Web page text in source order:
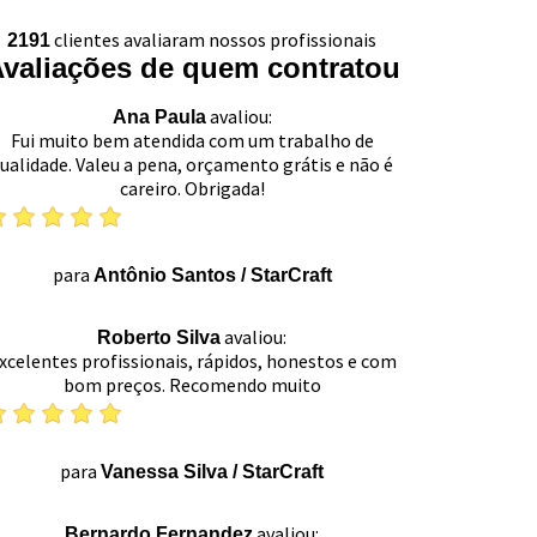
2191clientes avaliaram nossos profissionais
de quem contratou
Ana Paulaavaliou:
Fui muito bem atendida com um trabalho de
Valeu a pena, orçamento grátis e não é
careiro. Obrigada!
para Antônio Santos/StarCraft
Roberto Silvaavaliou:
profissionais, rápidos, honestos e com
bom preços. Recomendo muito
para Vanessa Silva /StarCraft